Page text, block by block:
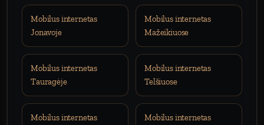
Mobilus internetas
Jonavoje
Mobilus internetas
Mažeikiuose
Mobilus internetas
Tauragėje
Mobilus internetas
Telšiuose
Mobilus internetas
Mobilus internetas